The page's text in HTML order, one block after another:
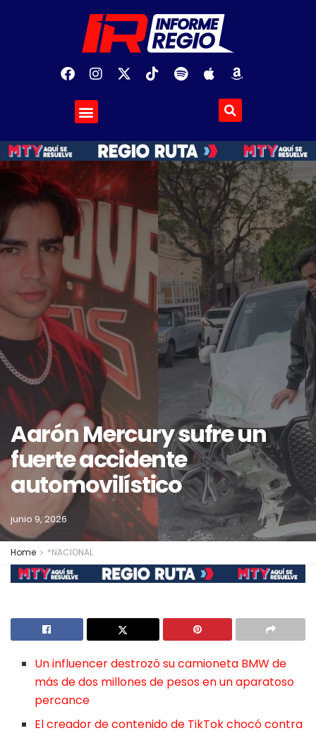
Aarón Mercury sufre un
fuerte accidente
automovilístico
junio 9, 2026
Home *NACIONAL
Un influencer destrozó su camioneta BMW de
más de dos millones de pesos en un aparatoso
percance
El creador de contenido de TikTok chocó contra